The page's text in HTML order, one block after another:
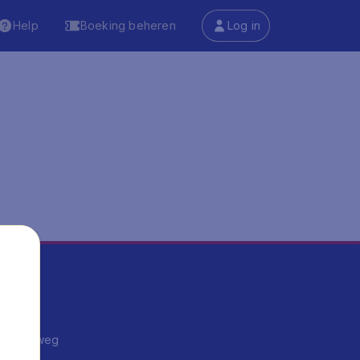
Help Boeking beheren Log in
weg